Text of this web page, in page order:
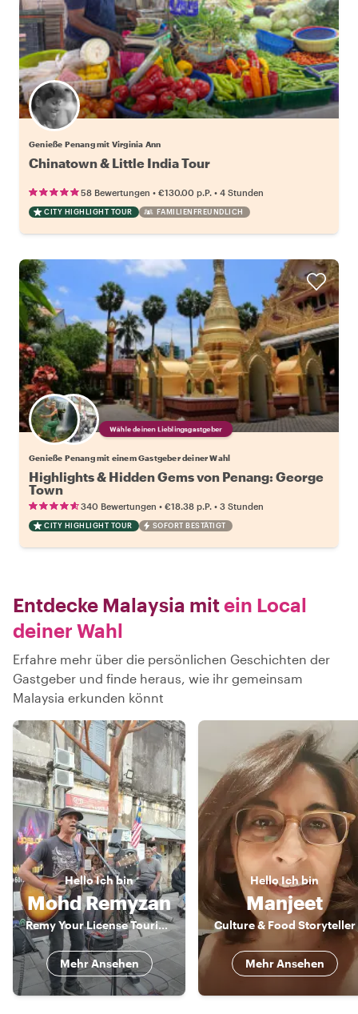
Genieße Penang mit Virginia Ann
Chinatown & Little India Tour
58 Bewertungen • €130.00 p.P. • 4 Stunden
CITY HIGHLIGHT TOUR FAMILIENFREUNDLICH
Wähle deinen Lieblingsgastgeber
Genieße Penang mit einem Gastgeber deiner Wahl
Highlights & Hidden Gems von Penang: George
Town
340 Bewertungen • €18.38 p.P. • 3 Stunden
CITY HIGHLIGHT TOUR SOFORT BESTÄTIGT
Entdecke Malaysia mitein Local
deiner Wahl
Erfahre mehr über die persönlichen Geschichten der
Gastgeber und finde heraus, wie ihr gemeinsam
Malaysia erkunden könnt
HelloIch bin
Mohd Remyzan
Remy Your License Tourist Guide
Mehr Ansehen
Hello Ich bin
Manjeet
Culture & Food Storyteller
Mehr Ansehen